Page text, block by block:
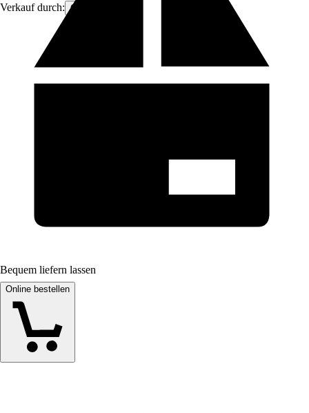
Verkauf durch: OmniDeal
Bequem liefern lassen
Online bestellen